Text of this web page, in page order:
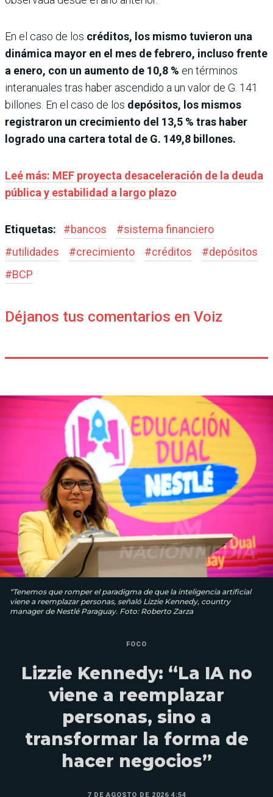
En el caso de los créditos, los mismo tuvieron una
dinámica mayor en el mes de febrero, incluso frente
a enero, con un aumento de 10,8 % en términos
interanuales tras haber ascendido a un valor de G. 141
billones. En el caso de los depósitos, los mismos
registraron un crecimiento del 13,5 % tras haber
logrado una cartera total de G. 149,8 billones.
Leé más: MEF proyecta desaceleración de la deuda
pública y estabilidad a largo plazo
Etiquetas: #bancos #sistema financiero
#utilidades #crecimiento #créditos #depósitos
#BCP
Déjanos tus comentarios en Voiz
“Tenemos que romper el paradigma de que la inteligencia artificial
viene a reemplazar personas, señaló Lizzie Kennedy, country
manager de Nestlé Paraguay. Foto: Roberto Zarza
FOCO
Lizzie Kennedy: “La IA no
viene a reemplazar
personas, sino a
transformar la forma de
hacer negocios”
7 DE AGOSTO DE 2026 4:54